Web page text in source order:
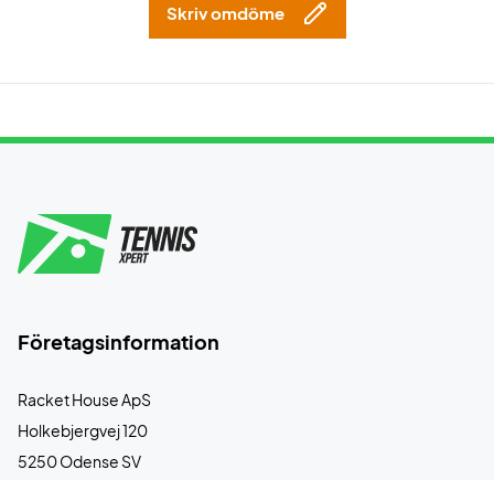
Skriv omdöme
Företagsinformation
Racket House ApS
Holkebjergvej 120
5250 Odense SV